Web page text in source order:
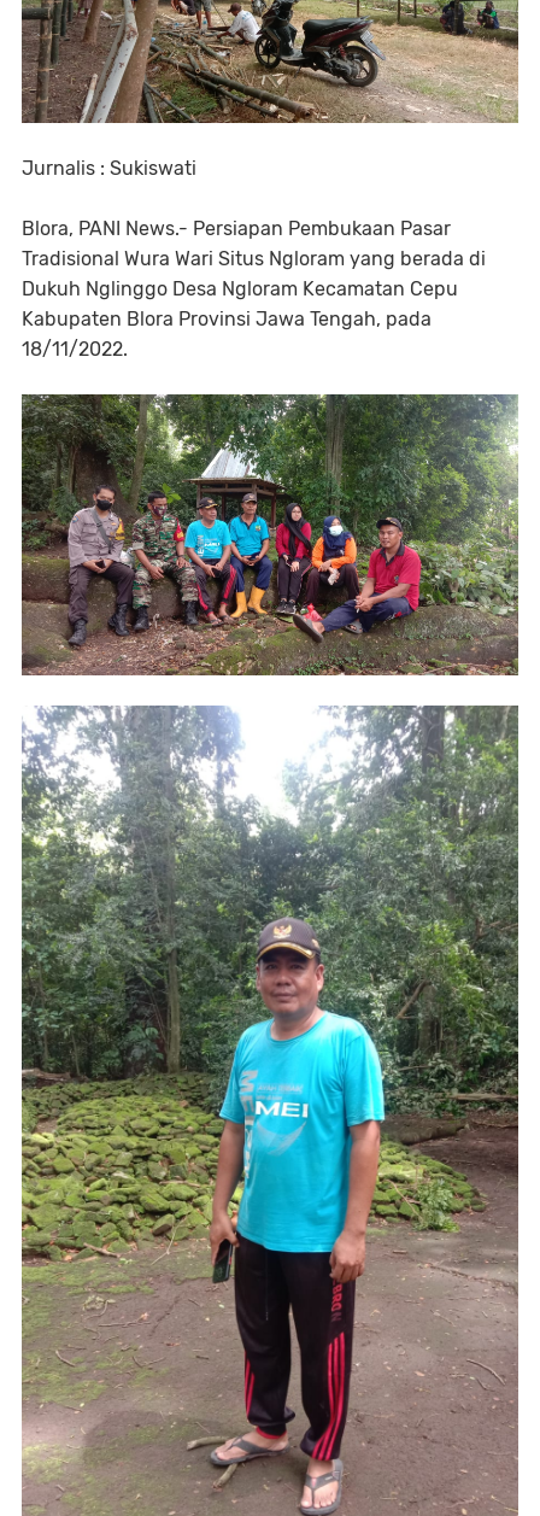
Jurnalis : Sukiswati
Blora, PANI News.- Persiapan Pembukaan Pasar
Tradisional Wura Wari Situs Ngloram yang berada di
Dukuh Nglinggo Desa Ngloram Kecamatan Cepu
Kabupaten Blora Provinsi Jawa Tengah, pada
18/11/2022.